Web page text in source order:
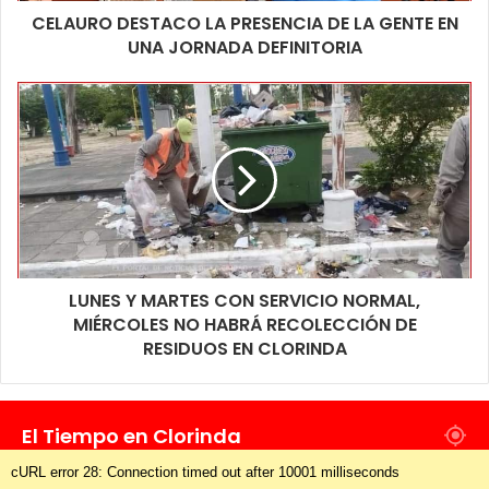
menores, portando dos sujetos masculinos armas blancas en
mano, uno de ellos un machete de gran tamaño y otro un
ECOSPORT, los increparon, profiriéndoles amenazas de
muerte.
Se dio inicio a la causa por Lesiones, Amenazas con el uso de
Arma Blanca y Daño, con intervención del Juzgado local, cuya
investigación proseguirá conforme direccionamiento de la
citada Magistratura.
CELAURO DESTACO LA PRESENCIA DE LA GENTE EN
UNA JORNADA DEFINITORIA
LUNES Y MARTES CON SERVICIO NORMAL,
MIÉRCOLES NO HABRÁ RECOLECCIÓN DE
RESIDUOS EN CLORINDA
El Tiempo en Clorinda
cURL error 28: Connection timed out after 10001 milliseconds